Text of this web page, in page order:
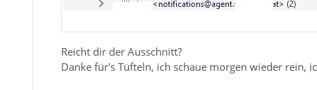
Reicht dir der Ausschnitt?
Danke für's Tüfteln, ich schaue morgen wieder rein,